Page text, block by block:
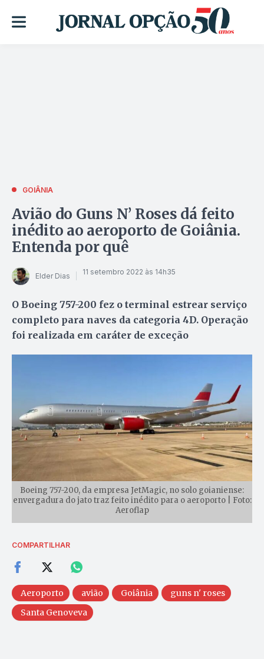
GOIÂNIA
Avião do Guns N’ Roses dá feito
inédito ao aeroporto de Goiânia.
Entenda por quê
Elder Dias 11 setembro 2022 às 14h35
O Boeing 757-200 fez o terminal estrear serviço
completo para naves da categoria 4D. Operação
foi realizada em caráter de exceção
Boeing 757-200, da empresa JetMagic, no solo goianiense:
envergadura do jato traz feito inédito para o aeroporto | Foto:
Aeroflap
COMPARTILHAR
Aeroporto avião Goiânia
guns n' roses
Santa Genoveva